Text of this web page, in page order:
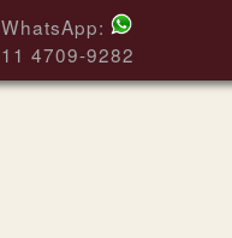
WhatsApp:
11 4709-9282